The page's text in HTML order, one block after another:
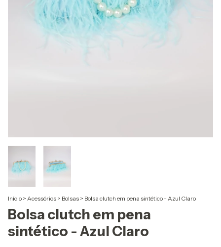
Início > Acessórios > Bolsas > Bolsa clutch em pena sintético - Azul Claro
Bolsa clutch em pena
sintético - Azul Claro